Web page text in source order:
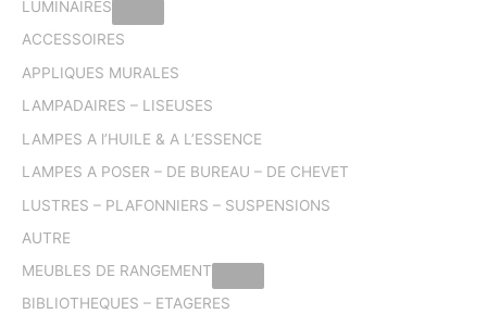
LUMINAIRES
ACCESSOIRES
APPLIQUES MURALES
LAMPADAIRES – LISEUSES
LAMPES A l’HUILE & A L’ESSENCE
LAMPES A POSER – DE BUREAU – DE CHEVET
LUSTRES – PLAFONNIERS – SUSPENSIONS
AUTRE
MEUBLES DE RANGEMENT
BIBLIOTHEQUES – ETAGERES